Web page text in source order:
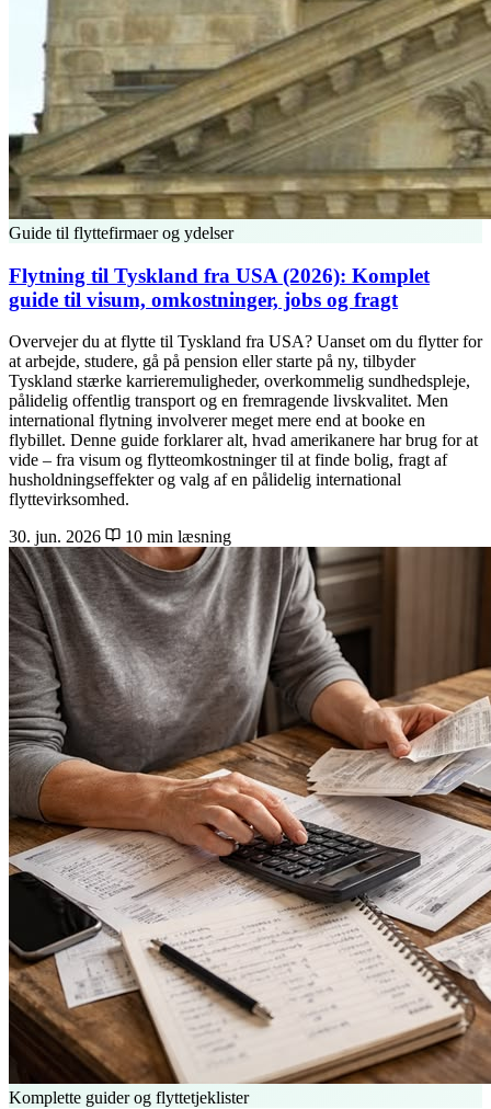
Guide til flyttefirmaer og ydelser
Flytning til Tyskland fra USA (2026): Komplet
guide til visum, omkostninger, jobs og fragt
Overvejer du at flytte til Tyskland fra USA? Uanset om du flytter for
at arbejde, studere, gå på pension eller starte på ny, tilbyder
Tyskland stærke karrieremuligheder, overkommelig sundhedspleje,
pålidelig offentlig transport og en fremragende livskvalitet. Men
international flytning involverer meget mere end at booke en
flybillet. Denne guide forklarer alt, hvad amerikanere har brug for at
vide – fra visum og flytteomkostninger til at finde bolig, fragt af
husholdningseffekter og valg af en pålidelig international
flyttevirksomhed.
30. jun. 2026
10 min læsning
Komplette guider og flyttetjeklister